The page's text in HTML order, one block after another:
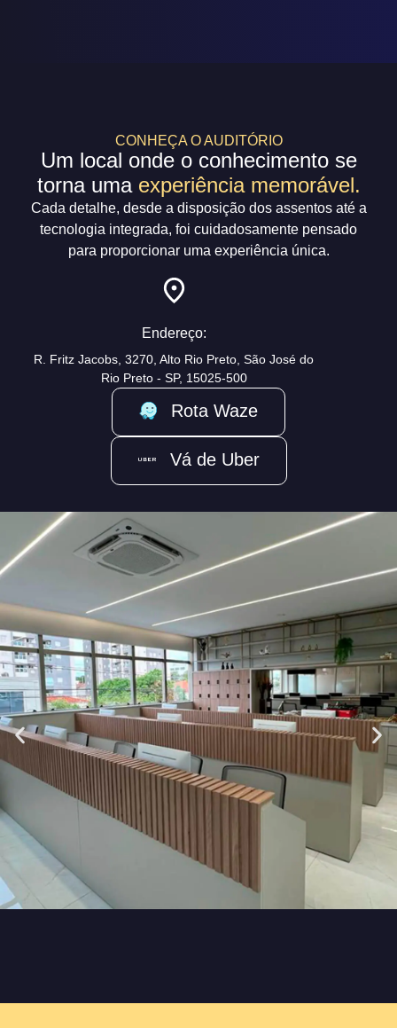
CONHEÇA O AUDITÓRIO
Um local onde o conhecimento se
torna uma experiência memorável.
Cada detalhe, desde a disposição dos assentos até a
tecnologia integrada, foi cuidadosamente pensado
para proporcionar uma experiência única.
Endereço:
R. Fritz Jacobs, 3270, Alto Rio Preto, São José do
Rio Preto - SP, 15025-500
Rota Waze
Vá de Uber